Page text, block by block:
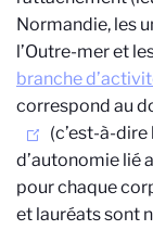
Normandie, les
l’Outre-mer et
branche
correspond au
(c’est-à-
d’autonomie lié
pour chaque
et lauréats sont